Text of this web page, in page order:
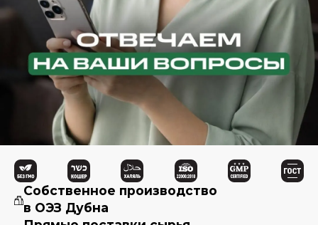
Собственное производство
в ОЭЗ Дубна